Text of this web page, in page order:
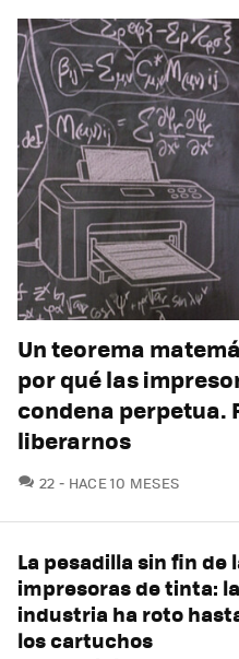
Un teorema
por qué las
condena perpetua.
liberarnos
22 COMENTARIOS
HACE 10 MESES
La pesadilla sin fin de
impresoras de tinta: la
industria ha roto
los cartuchos